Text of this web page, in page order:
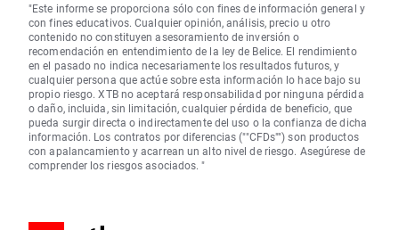
"Este informe se proporciona sólo con fines de información general y
con fines educativos. Cualquier opinión, análisis, precio u otro
contenido no constituyen asesoramiento de inversión o
recomendación en entendimiento de la ley de Belice. El rendimiento
en el pasado no indica necesariamente los resultados futuros, y
cualquier persona que actúe sobre esta información lo hace bajo su
propio riesgo. XTB no aceptará responsabilidad por ninguna pérdida
o daño, incluida, sin limitación, cualquier pérdida de beneficio, que
pueda surgir directa o indirectamente del uso o la confianza de dicha
información. Los contratos por diferencias (""CFDs"") son productos
con apalancamiento y acarrean un alto nivel de riesgo. Asegúrese de
comprender los riesgos asociados. "